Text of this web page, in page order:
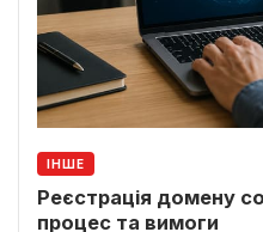
ІНШЕ
Реєстрація домену
процес та вимоги